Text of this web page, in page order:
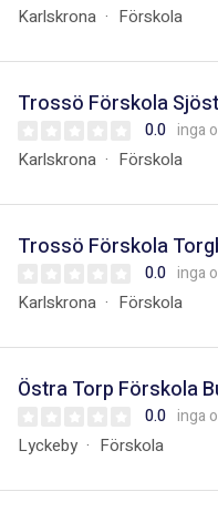
Karlskrona Förskola
Trossö Förskola
0.0 inga
Karlskrona Förskola
Trossö Förskola
0.0 inga
Karlskrona Förskola
Östra Torp Förskola
0.0 inga
Lyckeby Förskola